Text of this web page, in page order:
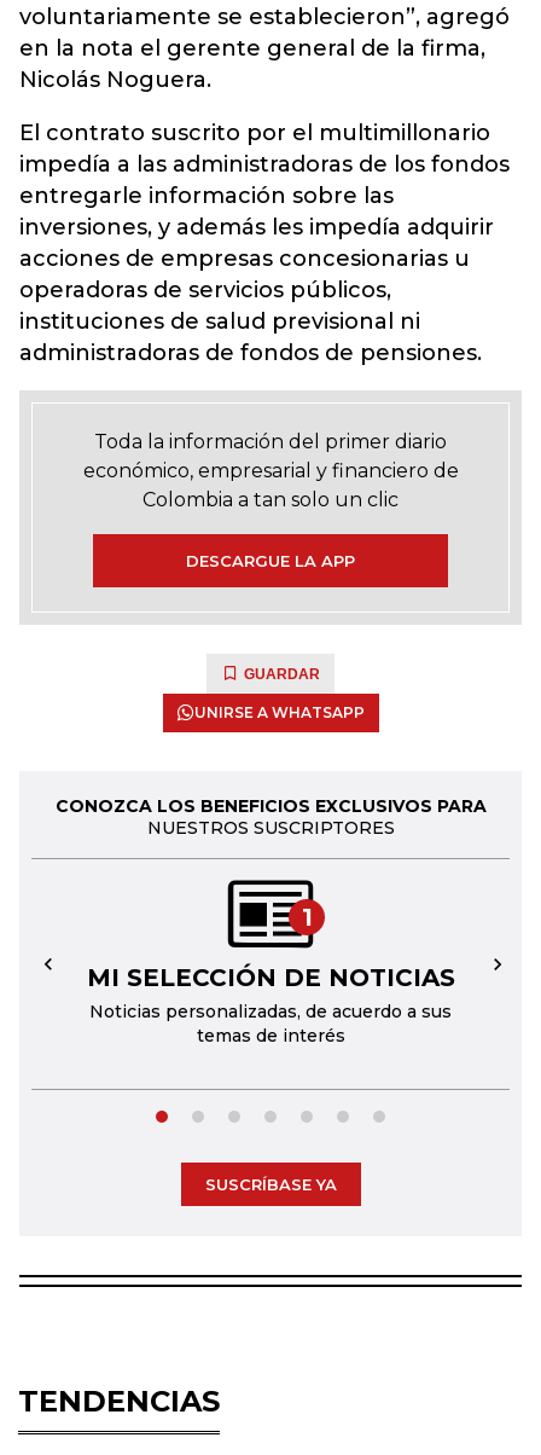
voluntariamente se establecieron”, agregó
en la nota el gerente general de la firma,
Nicolás Noguera.
El contrato suscrito por el multimillonario
impedía a las administradoras de los fondos
entregarle información sobre las
inversiones, y además les impedía adquirir
acciones de empresas concesionarias u
operadoras de servicios públicos,
instituciones de salud previsional ni
administradoras de fondos de pensiones.
Toda la información del primer diario
económico, empresarial y financiero de
Colombia a tan solo un clic
DESCARGUE LA APP
GUARDAR
UNIRSE A WHATSAPP
CONOZCA LOS BENEFICIOS EXCLUSIVOS PARA
NUESTROS SUSCRIPTORES
1
MI SELECCIÓN DE NOTICIAS
Noticias personalizadas, de acuerdo a sus
temas de interés
← →
SUSCRÍBASE YA
TENDENCIAS